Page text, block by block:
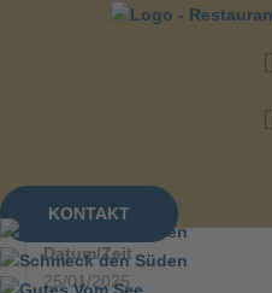
KONTAKT
Datum/Zeit
25/01/2025